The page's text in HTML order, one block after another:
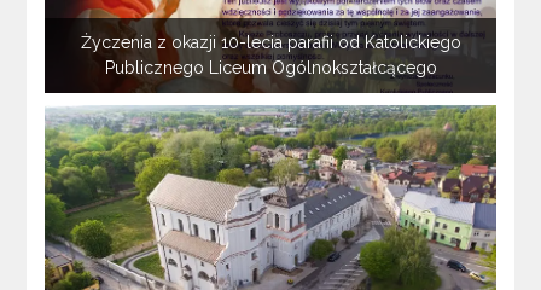
Życzenia z okazji 10-lecia parafii od Katolickiego
Publicznego Liceum Ogólnokształcącego